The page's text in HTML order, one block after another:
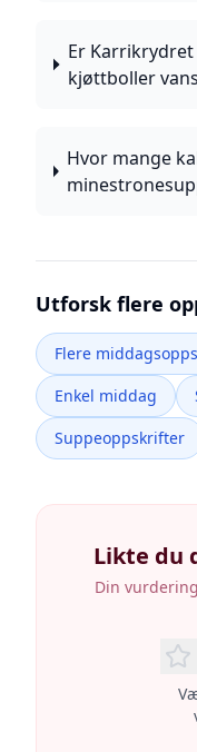
Er
kjøttboller
Hvor mange
Utforsk flere
Flere
Enkel middag
Suppeoppskrifter
Likte du
Din